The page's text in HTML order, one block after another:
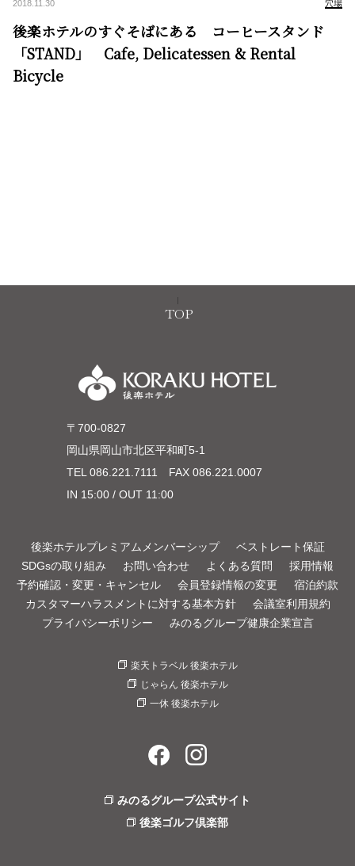
2018.11.30 穴場
後楽ホテルのすぐそばにある コーヒースタンド
「STAND」 Cafe, Delicatessen & Rental
Bicycle
TOP
〒700-0827
岡山県岡山市北区平和町5-1
TEL086.221.7111 FAX 086.221.0007
IN 15:00 / OUT 11:00
後楽ホテルプレミアムメンバーシップ
ベストレート保証
SDGsの取り組み
お問い合わせ よくある質問
採用情報
予約確認・変更・キャンセル
会員登録情報の変更
宿泊約款
カスタマーハラスメントに対する基本方針
会議室利用規約
プライバシーポリシー
みのるグループ健康企業宣言
楽天トラベル 後楽ホテル
じゃらん 後楽ホテル
一休 後楽ホテル
みのるグループ公式サイト
後楽ゴルフ倶楽部